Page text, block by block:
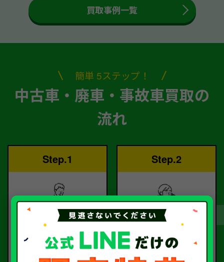
買取事例一覧
簡単 5ステップ！
中古車・廃車・事故車買取の
流れ
Step.1
ご依頼
お電話または査定フォー
Step.2
査定
査定のプロが
お電話で回答いたしま